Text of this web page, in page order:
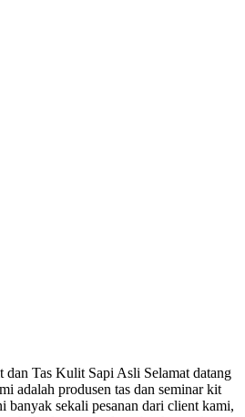
Tas Kulit Sapi Asli Selamat datang
adalah produsen tas dan seminar kit
banyak sekali pesanan dari client kami,